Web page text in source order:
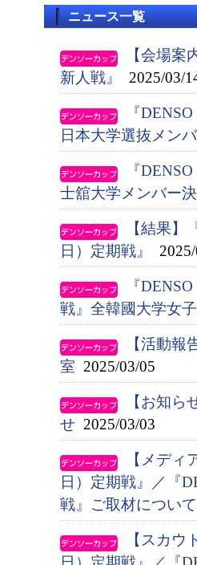
ニュース一覧
【会場案
新人戦』
2025/03/
『
日本大学選抜メン
『
士舘大学メンバー
【結果】
日）定期戦』
『
戦』全韓國大学女
【活動
室 2025/03/05
【お知ら
せ 2025/03/03
【メディ
日）定期戦』／『
戦』ご取材について
【スカウ